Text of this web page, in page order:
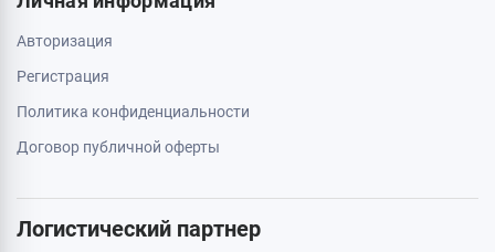
Авторизация
Регистрация
Политика конфиденциальности
Договор публичной оферты
Логистический партнер